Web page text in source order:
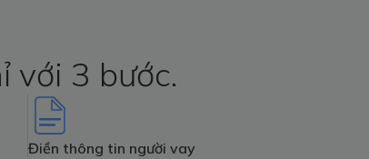
với 3 bước.
Điền thông tin người vay